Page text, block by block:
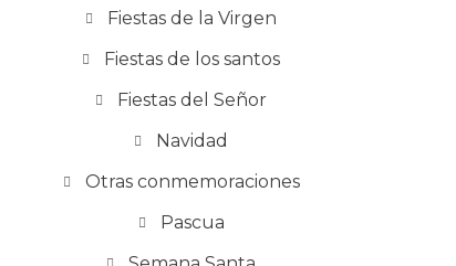
Fiestas de la Virgen
Fiestas de los santos
Fiestas del Señor
Navidad
Otras conmemoraciones
Pascua